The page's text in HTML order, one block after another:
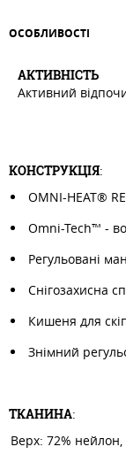
ОСОБЛИВОСТI
АКТИВНIСТЬ
Активний
КОНСТРУКЦІЯ:
OMNI-HEAT®
Omni-Tech™ -
Регульовані
Снігозахисна
Кишеня для
Знімний
ТКАНИНА:
Верх: 72% нейлон,